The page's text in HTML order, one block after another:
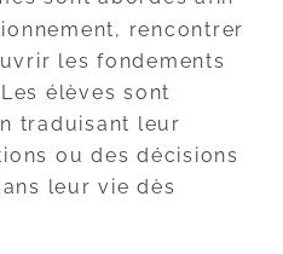
rencontrer
les fondements
élèves sont
traduisant leur
ou des décisions
leur vie dès